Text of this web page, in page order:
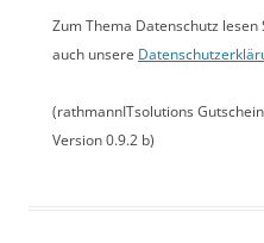
Zum Thema Datenschutz lesen
auch unsere
(rathmannITsolutions
Version 0.9.2 b)